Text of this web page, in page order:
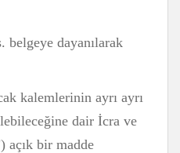
belgeye dayanılarak
kalemlerinin ayrı ayrı
dair İcra ve
açık bir madde